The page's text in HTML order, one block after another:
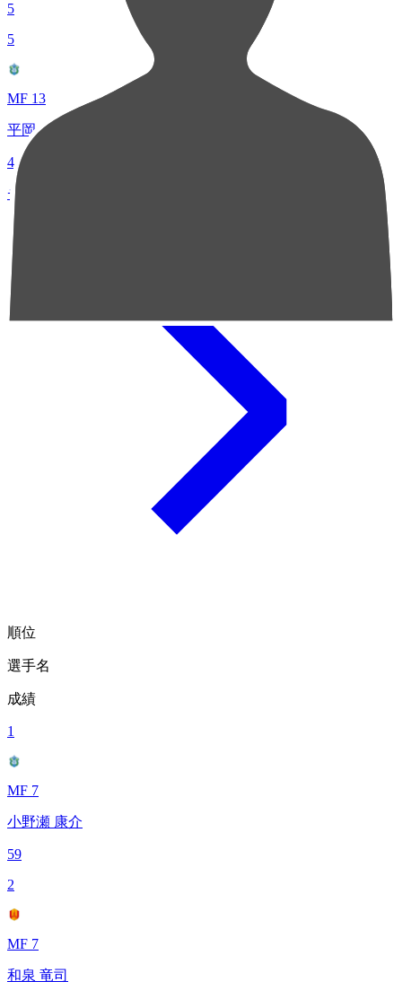
5
5
MF 13
平岡 大陽
4
チャンスクリエイト総数
順位
選手名
成績
1
MF 7
小野瀬 康介
59
2
MF 7
和泉 竜司